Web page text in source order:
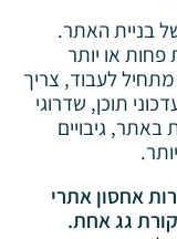
בניית האתר.
או יותר
לעבוד, צריך
תוכן, שדרוגי
גיבויים
אחסון אתרי
גג אחת.